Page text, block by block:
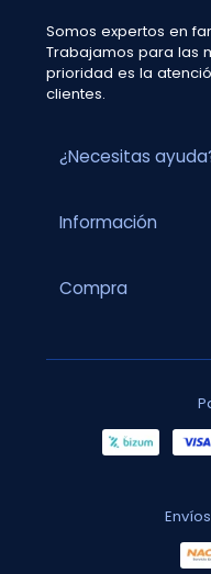
Somos expertos en
Trabajamos para las
prioridad es la
clientes.
¿Necesitas
Información
Compra